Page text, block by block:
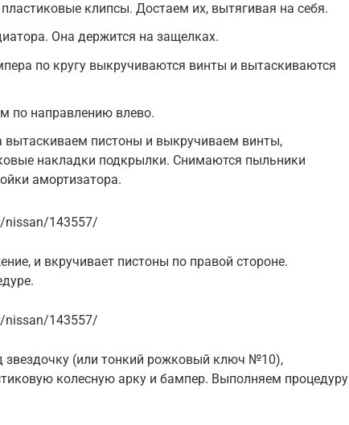
клипсы. Достаем их, вытягивая на себя.
Она держится на защелках.
по кругу выкручиваются винты и вытаскиваются
по направлению влево.
вытаскиваем пистоны и выкручиваем винты,
накладки подкрылки. Снимаются пыльники
амортизатора.
nissan/143557/
и вкручивает пистоны по правой стороне.
nissan/143557/
звездочку (или тонкий рожковый ключ №10),
колесную арку и бампер. Выполняем процедуру